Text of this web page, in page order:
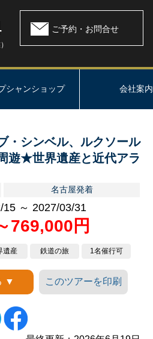
ご予約・お問合せ
シャンショップ 会社案内
女王葬祭殿
シンベル、ルクソール
遊★世界遺産と近代アラ
名古屋発着
15 ～ 2027/03/31
769,000円
遺産 鉄道の旅 1名催行可
▼ このツアーを印刷